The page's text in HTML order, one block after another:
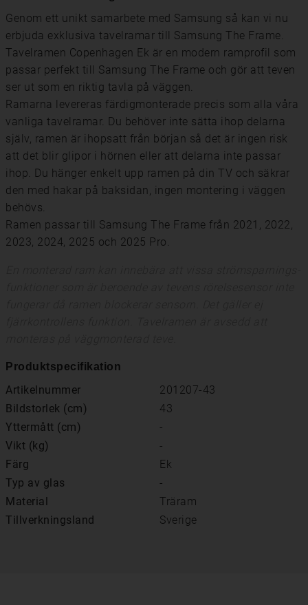
Genom ett unikt samarbete med Samsung så kan vi nu
erbjuda exklusiva tavelramar till Samsung The Frame.
Tavelramen Copenhagen Ek är en modern ramprofil som
passar perfekt till Samsung The Frame och gör att teven
ser ut som en riktig tavla på väggen.
Ramarna levereras färdigmonterade precis som alla våra
vanliga tavelramar. Du behöver inte sätta ihop delarna
själv, ramen är ihopsatt från början så det är ingen risk
att det blir glipor i hörnen eller att delarna inte passar
ihop. Du hänger enkelt upp ramen på din TV och säkrar
den med hakar på baksidan, ingen montering i väggen
behövs.
Ramen passar till Samsung The Frame från 2021, 2022,
2023, 2024, 2025 och 2025 Pro.
Produktspecifikation
Artikelnummer
201207-43
Bildstorlek (cm)
43
Yttermått (cm)
-
Vikt (kg)
-
Färg
Ek
Typ av glas
-
Material
Träram
Tillverkningsland
Sverige